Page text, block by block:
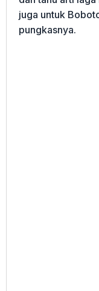
juga untuk
pungkasnya.